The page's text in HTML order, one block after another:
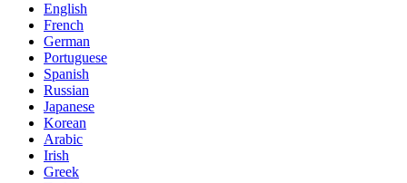
English
French
German
Portuguese
Spanish
Russian
Japanese
Korean
Arabic
Irish
Greek